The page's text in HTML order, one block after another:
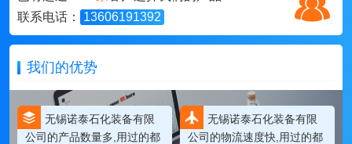
联系电话：
13606191392
我们的优势
无锡诺泰石化装备有限
公司的产品数量多,用过的都
无锡诺泰石化装备有限
公司的物流速度快,用过的都